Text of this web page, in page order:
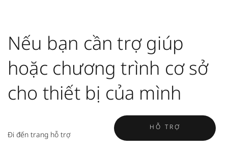
Nếu bạn cần trợ giúp
hoặc chương trình cơ sở
cho thiết bị của mình
Đi đến trang hỗ trợ
HỖ TRỢ